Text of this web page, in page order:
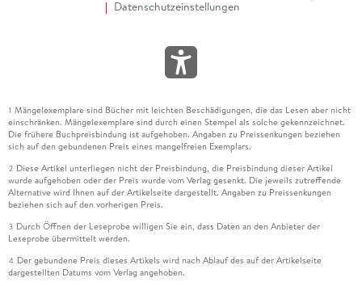
Datenschutzeinstellungen
1 Mängelexemplare sind Bücher mit leichten Beschädigungen, die das Lesen aber nicht
einschränken. Mängelexemplare sind durch einen Stempel als solche gekennzeichnet.
Die frühere Buchpreisbindung ist aufgehoben. Angaben zu Preissenkungen beziehen
sich auf den gebundenen Preis eines mangelfreien Exemplars.
2 Diese Artikel unterliegen nicht der Preisbindung, die Preisbindung dieser Artikel
wurde aufgehoben oder der Preis wurde vom Verlag gesenkt. Die jeweils zutreffende
Alternative wird Ihnen auf der Artikelseite dargestellt. Angaben zu Preissenkungen
beziehen sich auf den vorherigen Preis.
3 Durch Öffnen der Leseprobe willigen Sie ein, dass Daten an den Anbieter der
Leseprobe übermittelt werden.
4 Der gebundene Preis dieses Artikels wird nach Ablauf des auf der Artikelseite
dargestellten Datums vom Verlag angehoben.